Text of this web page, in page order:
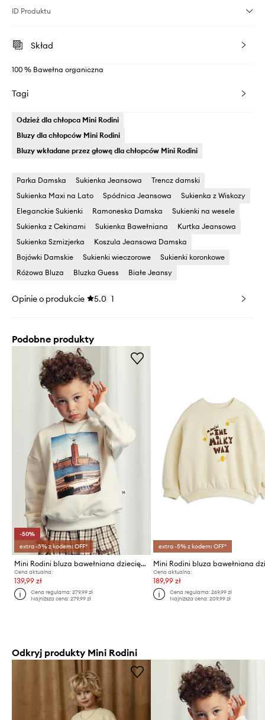
ID Produktu
Skład
100 % Bawełna organiczna
Tagi
Odzież dla chłopca Mini Rodini
Bluzy dla chłopców Mini Rodini
Bluzy wkładane przez głowę dla chłopców Mini Rodini
Parka Damska Sukienka Jeansowa
Trencz damski
Sukienka Maxi na Lato
Spódnica Jeansowa
Sukienka z Wiskozy
Eleganckie Sukienki
Ramoneska Damska
Sukienki na wesele
Sukienka z Cekinami
Sukienka Bawełniana
Kurtka Jeansowa
Sukienka Szmizjerka
Koszula Jeansowa Damska
Bojówki Damskie
Sukienki wieczorowe
Sukienki koronkowe
Różowa Bluza
Bluzka Guess Białe Jeansy
Opinie o produkcie 5.0 1
Podobne produkty
-50%
extra -5% z kodem: OFF*
Mini Rodini bluza bawełniana dziecięca City hall
Cena aktualna:
139,99 zł
Cena regularna:279,99 zł
Najniższa cena:279,99 zł
extra -5% z kodem: OFF*
Cena aktualna:
189,99 zł
Cena regularna: 269,99 zł
Najniższa cena: 209,99 zł
Odkryj produkty Mini Rodini